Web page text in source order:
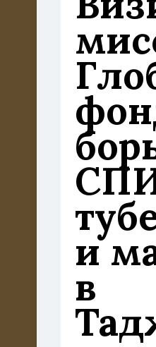
и
в